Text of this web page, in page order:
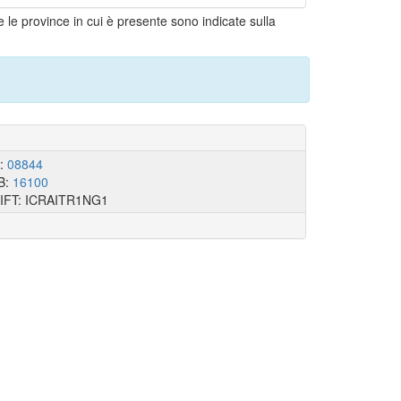
province in cui è presente sono indicate sulla
08844
16100
ICRAITR1NG1